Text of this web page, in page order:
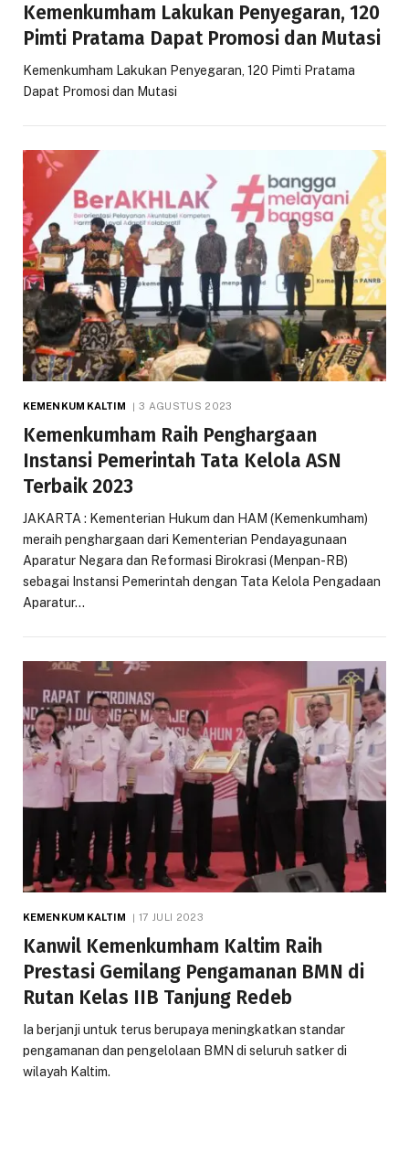
Kemenkumham Lakukan Penyegaran, 120
Pimti Pratama Dapat Promosi dan Mutasi
Kemenkumham Lakukan Penyegaran, 120 Pimti Pratama
Dapat Promosi dan Mutasi
KEMENKUM KALTIM 3 AGUSTUS 2023
Kemenkumham Raih Penghargaan
Instansi Pemerintah Tata Kelola ASN
Terbaik 2023
JAKARTA : Kementerian Hukum dan HAM (Kemenkumham)
meraih penghargaan dari Kementerian Pendayagunaan
Aparatur Negara dan Reformasi Birokrasi (Menpan-RB)
sebagai Instansi Pemerintah dengan Tata Kelola Pengadaan
Aparatur…
KEMENKUM KALTIM 17 JULI 2023
Kanwil Kemenkumham Kaltim Raih
Prestasi Gemilang Pengamanan BMN di
Rutan Kelas IIB Tanjung Redeb
Ia berjanji untuk terus berupaya meningkatkan standar
pengamanan dan pengelolaan BMN di seluruh satker di
wilayah Kaltim.